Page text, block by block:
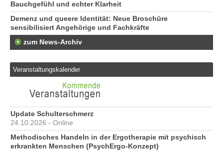
Bauchgefühl und echter Klarheit
Demenz und queere Identität: Neue Broschüre
sensibilisiert Angehörige und Fachkräfte
zum News-Archiv
Veranstaltungskalender
Update Schulterschmerz
24.10.2026 - Online
Methodisches Handeln in der Ergotherapie mit psychisch
erkrankten Menschen (PsychErgo-Konzept)